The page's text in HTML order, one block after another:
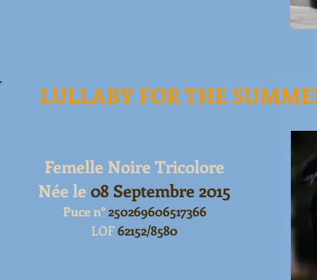
LULLABY FOR THE
Femelle Noire Tricolore
Née le08 Septembre 2015
Puce n°250269606517366
LOF62152/8580